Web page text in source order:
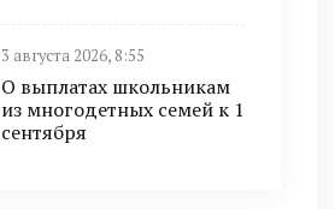
3 августа 2026, 8:55
О выплатах школьникам
из многодетных семей к 1
сентября